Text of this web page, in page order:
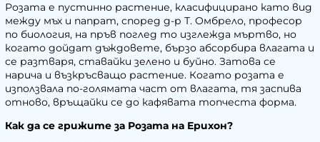
Розата е пустинно растение, класифицирано като вид
между мъх и папрат, според д-р Т. Омбрело, професор
по биология, на пръв поглед то изглежда мъртво, но
когато дойдат дъждовете, бързо абсорбира влагата и
се разтваря, ставайки зелено и буйно. Затова се
нарича и възкръсващо растение. Когато розата е
използвала по-голямата част от влагата, тя заспива
отново, връщайки се до кафявата топчеста форма.
Как да се грижите за Розата на Ерихон?